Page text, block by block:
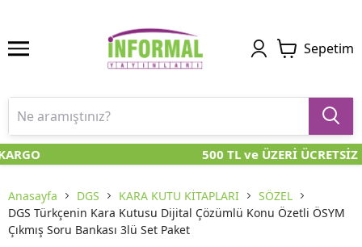
Sepetim
500 TL ve ÜZERİ ÜCRETSİZ
Anasayfa DGS KARA KUTU KİTAPLARI
SÖZEL
DGS Türkçenin Kara Kutusu Dijital Çözümlü Konu Özetli ÖSYM
Çıkmış Soru Bankası 3lü Set Paket